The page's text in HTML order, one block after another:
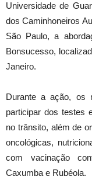
Universidade de
dos Caminhoneiros
São Paulo, a
Bonsucesso,
Janeiro.
Durante a ação, os
participar dos testes
no trânsito, além de
oncológicas,
com vacinação
Caxumba e Rubéola.